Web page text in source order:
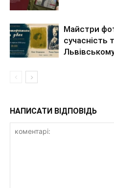
Майстри
сучасність
НАПИСАТИ ВІДПОВІДЬ